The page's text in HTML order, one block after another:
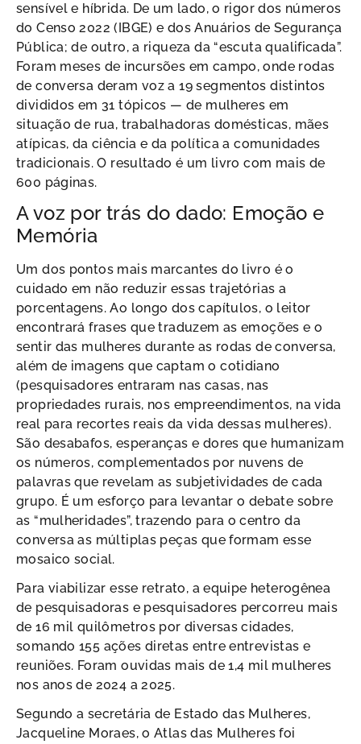
sensível e híbrida. De um lado, o rigor dos números
do Censo 2022 (IBGE) e dos Anuários de Segurança
Pública; de outro, a riqueza da “escuta qualificada”.
Foram meses de incursões em campo, onde rodas
de conversa deram voz a 19 segmentos distintos
divididos em 31 tópicos — de mulheres em
situação de rua, trabalhadoras domésticas, mães
atípicas, da ciência e da política a comunidades
tradicionais. O resultado é um livro com mais de
600 páginas.
A voz por trás do dado: Emoção e
Memória
Um dos pontos mais marcantes do livro é o
cuidado em não reduzir essas trajetórias a
porcentagens. Ao longo dos capítulos, o leitor
encontrará frases que traduzem as emoções e o
sentir das mulheres durante as rodas de conversa,
além de imagens que captam o cotidiano
(pesquisadores entraram nas casas, nas
propriedades rurais, nos empreendimentos, na vida
real para recortes reais da vida dessas mulheres).
São desabafos, esperanças e dores que humanizam
os números, complementados por nuvens de
palavras que revelam as subjetividades de cada
grupo. É um esforço para levantar o debate sobre
as “mulheridades”, trazendo para o centro da
conversa as múltiplas peças que formam esse
mosaico social.
Para viabilizar esse retrato, a equipe heterogênea
de pesquisadoras e pesquisadores percorreu mais
de 16 mil quilômetros por diversas cidades,
somando 155 ações diretas entre entrevistas e
reuniões. Foram ouvidas mais de 1,4 mil mulheres
nos anos de 2024 a 2025.
Segundo a secretária de Estado das Mulheres,
Jacqueline Moraes, o Atlas das Mulheres foi